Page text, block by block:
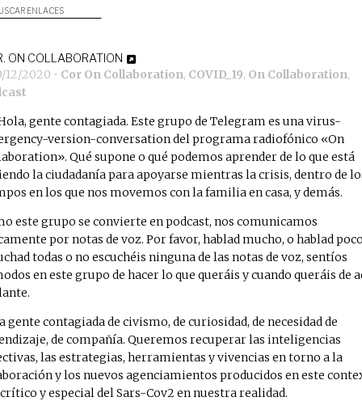
ENLACES
ON COLLABORATION
12/2020 • Cor On Collaboration, COVID_19, On Collaboration,
gente contagiada. Este grupo de Telegram es una virus-
version-conversation del programa radiofónico «On
Qué supone o qué podemos aprender de lo que está
la ciudadanía para apoyarse mientras la crisis, dentro de
en los que nos movemos con la familia en casa, y demás.
este grupo se convierte en podcast, nos comunicamos
por notas de voz. Por favor, hablad mucho, o hablad
todas o no escuchéis ninguna de las notas de voz, sentíos
en este grupo de hacer lo que queráis y cuando queráis de
gente contagiada de civismo, de curiosidad, de necesidad de
de compañía. Queremos recuperar las inteligencias
las estrategias, herramientas y vivencias en torno a la
y los nuevos agenciamientos producidos en este
y especial del Sars-Cov2 en nuestra realidad.